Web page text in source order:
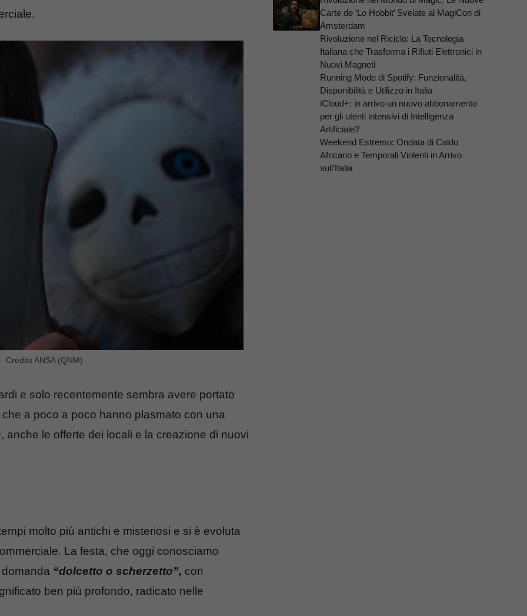
Credits ANSA (QNM)
e solo recentemente sembra avere portato
a poco a poco hanno plasmato con una
le offerte dei locali e la creazione di nuovi
molto più antichi e misteriosi e si è evoluta
La festa, che oggi conosciamo
“dolcetto o scherzetto”, con
ben più profondo, radicato nelle
Carte de ‘Lo Hobbit’ Svelate al MagiCon di
Amsterdam
Rivoluzione nel Riciclo: La Tecnologia
Italiana che Trasforma i Rifiuti Elettronici in
Nuovi Magneti
Running Mode di Spotify: Funzionalità,
Disponibilità e Utilizzo in Italia
iCloud+: in arrivo un nuovo abbonamento
per gli utenti intensivi di Intelligenza
Artificiale?
Weekend Estremo: Ondata di Caldo
Africano e Temporali Violenti in Arrivo
sull’Italia